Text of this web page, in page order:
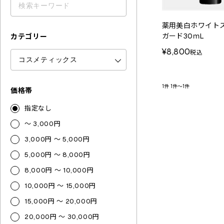
カテゴリー
価格帯
指定なし
～ 3,000円
3,000円 ～ 5,000円
5,000円 ～ 8,000円
8,000円 ～ 10,000円
10,000円 ～ 15,000円
15,000円 ～ 20,000円
20,000円 ～ 30,000円
薬用美白ホワイト
ガード30ｍL
¥8,800税込
1件 1件～1件